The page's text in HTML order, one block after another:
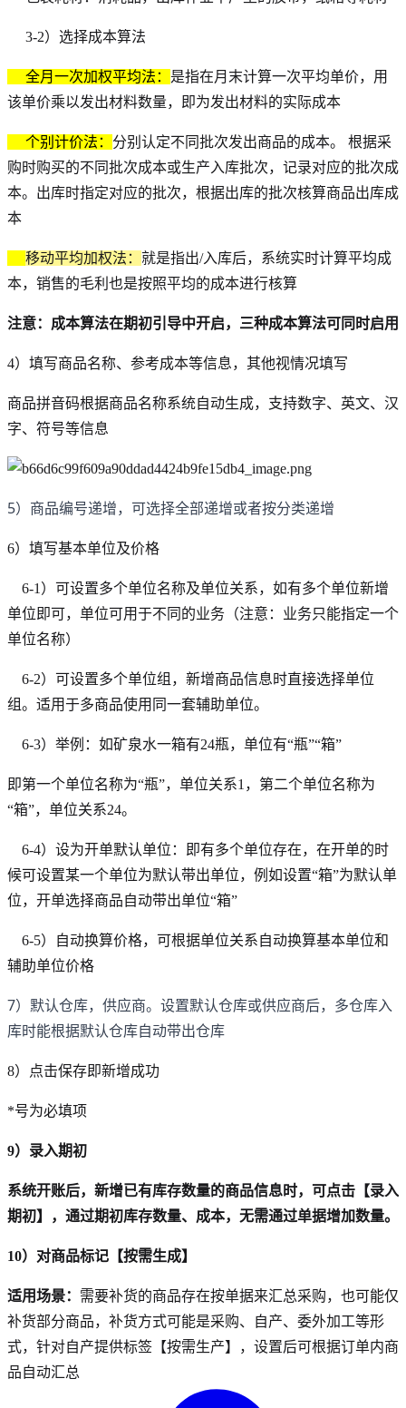
3-2）选择成本算法
全月一次加权平均法： 是指在月末计算一次平均单价，用
该单价乘以发出材料数量，即为发出材料的实际成本
个别计价法： 分别认定不同批次发出商品的成本。 根据采
购时购买的不同批次成本或生产入库批次，记录对应的批次成
本。出库时指定对应的批次，根据出库的批次核算商品出库成
本
移动平均加权法： 就是指出/入库后，系统实时计算平均成
本，销售的毛利也是按照平均的成本进行核算
注意：成本算法在期初引导中开启，三种成本算法可同时启用
4）填写商品名称、参考成本等信息，其他视情况填写
商品拼音码根据商品名称系统自动生成，支持数字、英文、汉
字、符号等信息
5）商品编号递增，可选择全部递增或者按分类递增
6）填写基本单位及价格
6-1）可设置多个单位名称及单位关系，如有多个单位新增
单位即可，单位可用于不同的业务（注意：业务只能指定一个
单位名称）
6-2）可设置多个单位组，新增商品信息时直接选择单位
组。适用于多商品使用同一套辅助单位。
6-3）举例：如矿泉水一箱有24瓶，单位有“瓶”“箱”
即第一个单位名称为“瓶”，单位关系1，第二个单位名称为
“箱”，单位关系24。
6-4）设为开单默认单位：即有多个单位存在，在开单的时
候可设置某一个单位为默认带出单位，例如设置“箱”为默认单
位，开单选择商品自动带出单位“箱”
6-5）自动换算价格，可根据单位关系自动换算基本单位和
辅助单位价格
7）默认仓库，供应商。设置默认仓库或供应商后，多仓库入
库时能根据默认仓库自动带出仓库
8）点击保存即新增成功
*号为必填项
9）录入期初
系统开账后，新增已有库存数量的商品信息时，可点击【录入
期初】，通过期初库存数量、成本，无需通过单据增加数量。
10）对商品标记【按需生成】
适用场景： 需要补货的商品存在按单据来汇总采购，也可能仅
补货部分商品，补货方式可能是采购、自产、委外加工等形
式，针对自产提供标签【按需生产】，设置后可根据订单内商
品自动汇总